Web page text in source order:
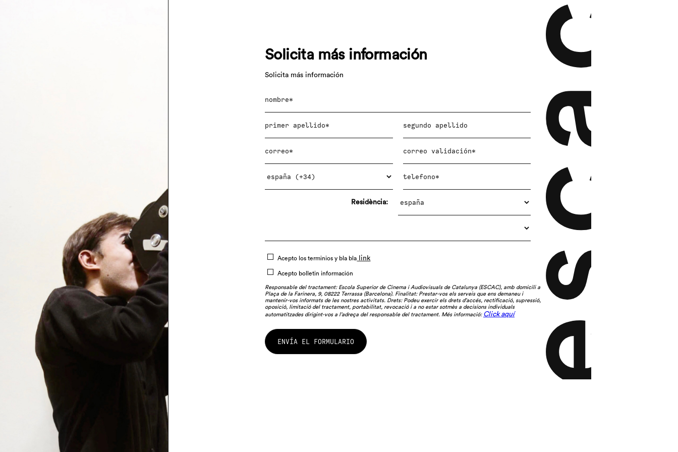
Solicita más información
Solicita más información
Residència:
Acepto los terminios y bla bla link
Acepto bolletin información
Responsable del tractament: Escola Superior de Cinema i Audiovisuals de Catalunya (ESCAC), amb domicili a
Plaça de la Farinera, 9, 08222 Terrassa (Barcelona). Finalitat: Prestar-vos els serveis que ens demaneu i
mantenir-vos informats de les nostres activitats. Drets: Podeu exercir els drets d’accés, rectificació, supressió,
oposició, limitació del tractament, portabilitat, revocació i a no estar sotmès a decisions individuals
automatitzades dirigint-vos a l’adreça del responsable del tractament. Més informació: Click aquí
ENVÍA EL FORMULARIO